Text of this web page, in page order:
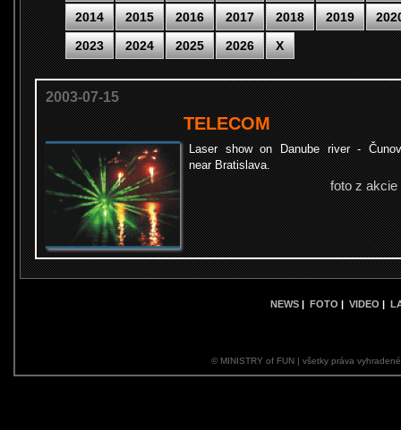
2014
2015 2016 2017 2018 2019
2023
2024 2025 2026 X
2003-07-15
TELECOM
Laser show on Danube river -
near Bratislava.
foto z akcie
NEWS | FOTO | VIDEO |
© MINISTRY of FUN | všetky práva